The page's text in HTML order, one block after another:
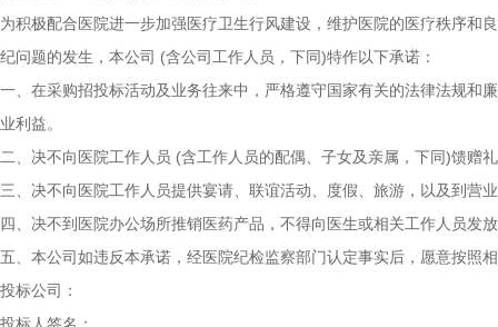
为积极配合医院进一步加强医疗卫生行风建设，维护医院的医疗秩序和
纪问题的发生，本公司 (含公司工作人员，下同)特作以下承诺：
一、在采购招投标活动及业务往来中，严格遵守国家有关的法律法规和
业利益。
二、决不向医院工作人员 (含工作人员的配偶、子女及亲属，下同)馈赠
三、决不向医院工作人员提供宴请、联谊活动、度假、旅游，以及到营
四、决不到医院办公场所推销医药产品，不得向医生或相关工作人员发
五、本公司如违反本承诺，经医院纪检监察部门认定事实后，愿意按照
投标公司：